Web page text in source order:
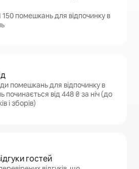
150 помешкань для відпочинку в
помешкань для відпочинку в
починається від 448 ₴ за ніч (до
і зборів)
гостей